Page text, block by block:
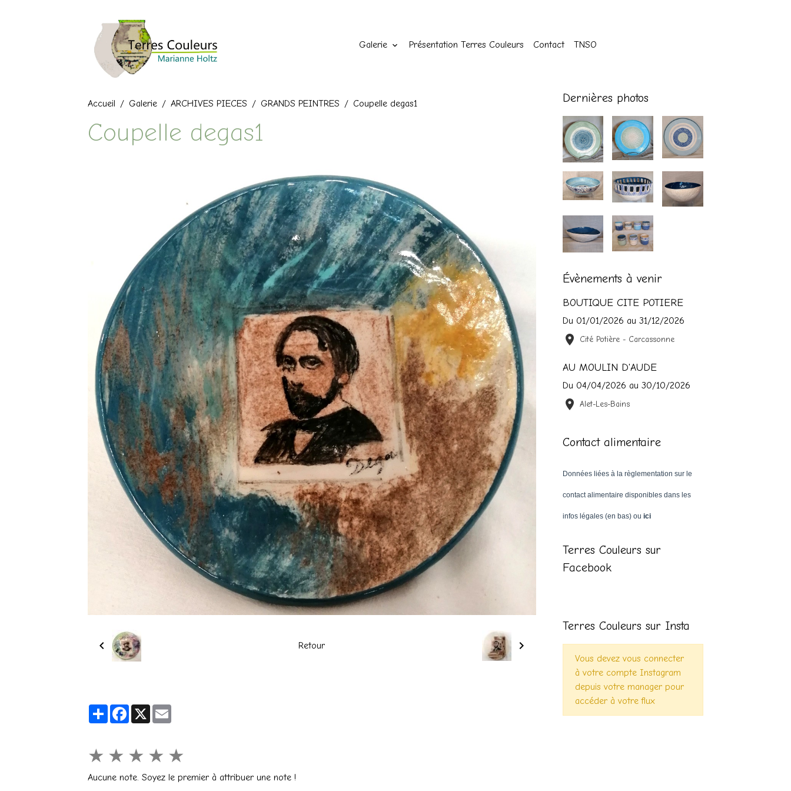
Galerie Présentation Terres Couleurs Contact TNSO
Accueil Galerie ARCHIVES PIECES GRANDS PEINTRES Coupelle degas1
Coupelle degas1
Retour
PartagerFacebook
X
★ ★ ★ ★ ★
Aucune note. Soyez le premier à attribuer une note !
Dernières photos
Évènements à venir
BOUTIQUE CITE POTIERE
Du 01/01/2026 au 31/12/2026
Cité Potière - Carcassonne
AU MOULIN D'AUDE
Du 04/04/2026 au 30/10/2026
Alet-Les-Bains
Contact alimentaire
Données liées à la règlementation sur le
contact alimentaire disponibles dans les
infos légales (en bas) ou ici
Terres Couleurs sur
Facebook
Terres Couleurs sur Insta
Vous devez vous connecter
à votre compte Instagram
depuis votre manager pour
accéder à votre flux